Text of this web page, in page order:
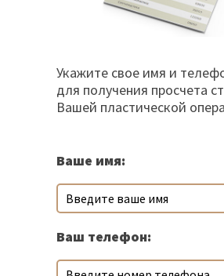
Укажите свое имя и
для получения просчета
Вашей пластической
Ваше имя:
Ваш телефон: